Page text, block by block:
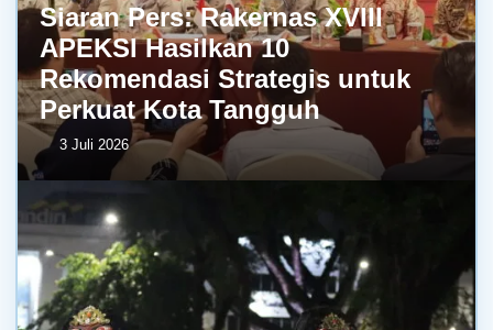
Siaran Pers: Rakernas XVIII
APEKSI Hasilkan 10
Rekomendasi Strategis untuk
Perkuat Kota Tangguh
3 Juli 2026